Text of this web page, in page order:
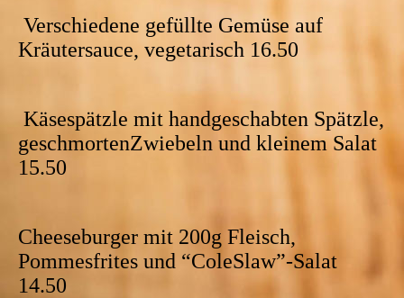
Verschiedene gefüllte Gemüse auf
Kräutersauce, vegetarisch 16.50
Käsespätzle mit handgeschabten Spätzle,
geschmortenZwiebeln und kleinem Salat
15.50
Cheeseburger mit 200g Fleisch,
Pommesfrites und “ColeSlaw”-Salat
14.50